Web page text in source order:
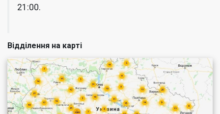
21:00.
Відділення на карті